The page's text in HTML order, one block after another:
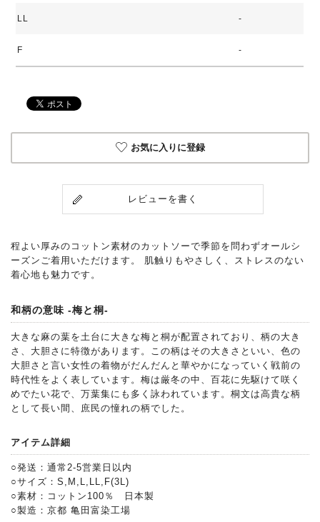
LL -
F -
お気に入りに登録
レビューを書く
程よい厚みのコットン素材のカットソーで季節を問わずオールシ
ーズンご着用いただけます。 肌触りもやさしく、ストレスのない
着心地も魅力です。
和柄の意味 -梅と桐-
大きな麻の葉を土台に大きな梅と桐が配置されており、柄の大き
さ、大胆さに特徴があります。この柄はその大きさといい、色の
大胆さと言い女性の着物がだんだんと華やかになっていく戦前の
時代性をよく表しています。梅は厳冬の中、百花に先駆けて咲く
めでたい花で、万葉集にも多く詠われています。桐文は高貴な柄
として長い間、庶民の憧れの柄でした。
アイテム詳細
○発送：通常2-5営業日以内
○サイズ：S,M,L,LL,F(3L)
○素材：コットン100％ 日本製
○製造：京都 亀田富染工場